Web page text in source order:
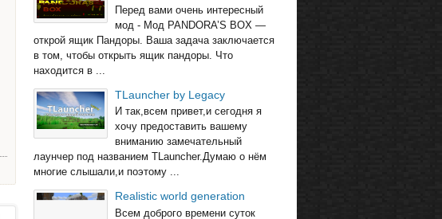
Перед вами очень интересный
мод - Мод PANDORA’S BOX —
открой ящик Пандоры. Ваша задача заключается
в том, чтобы открыть ящик пандоры. Что
находится в ...
TLauncher by Legacy
И так,всем привет,и сегодня я
хочу предоставить вашему
вниманию замечательный
лаунчер под названием TLauncher.Думаю о нём
многие слышали,и поэтому ...
Realistic world generation
Всем доброго времени суток